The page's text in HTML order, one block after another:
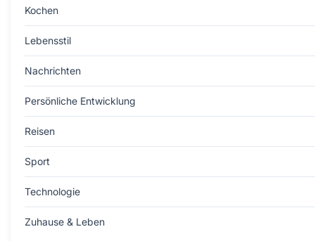
Kochen
Lebensstil
Nachrichten
Persönliche Entwicklung
Reisen
Sport
Technologie
Zuhause & Leben